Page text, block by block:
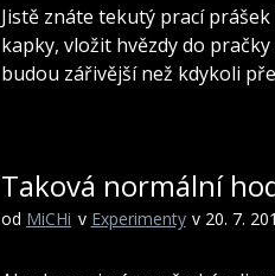
Jistě znáte tekutý prací
kapky, vložit hvězdy do
budou zářivější než kdykoli
Taková normální
od MiCHi v Experimenty v 20. 7.